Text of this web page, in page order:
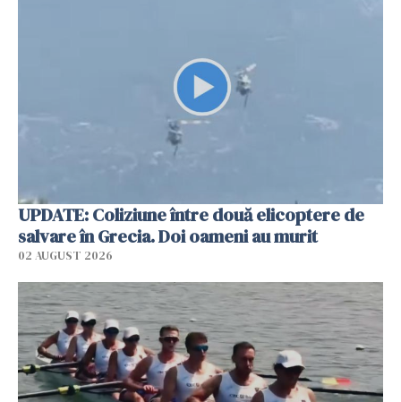
UPDATE: Coliziune între două elicoptere de
salvare în Grecia. Doi oameni au murit
02 AUGUST 2026